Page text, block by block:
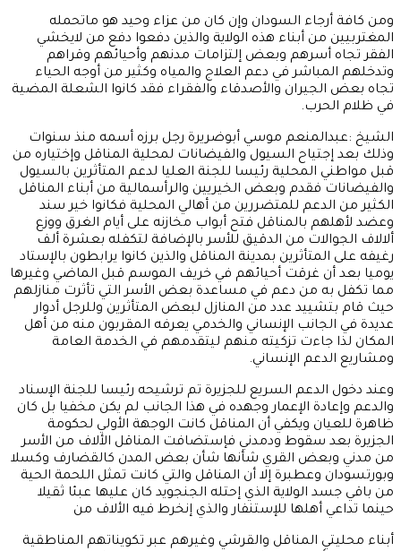
ومن كافة أرجاء السودان وإن كان من عزاء وحيد هو ماتحمله
المغتربيين من أبناء هذه الولاية والذين دفعوا دفع من لايخشي
الفقر تجاه أسرهم وبعض إلتزامات مدنهم وأحيائهم وقراهم
وتدخلهم المباشر في دعم العلاج والمياه وكثير من أوجه الحياء
تجاه بعض الجيران والأصدقاء والفقراء فقد كانوا الشعلة المضية
في ظلام الحرب.
الشيخ :عبدالمنعم موسي أبوضريرة رجل برزه أسمه منذ سنوات
وذلك بعد إجتياح السيول والفيضانات لمحلية المناقل وإختياره من
قبل مواطني المحلية رئيسا للجنة العليا لدعم المتأثرين بالسيول
والفيضانات فقدم وبعض الخيريين والرأسمالية من أبناء المناقل
الكثير من الدعم للمتضررين من أهالي المحلية فكانوا خير سند
وعضد لأهلهم بالمناقل فتح أبواب مخازنه على أيام الغرق ووزع
ألالاف الجوالات من الدقيق للأسر بالإضافة لتكفله بعشرة ألف
رغيفه على المتأثرين بمدينة المناقل والذين كانوا يرابطون بالإستاد
يوميا بعد أن غرقت أحيائهم في خريف الموسم قبل الماضي وغيرها
مما تكفل به من دعم في مساعدة بعض الأسر التي تأثرت منازلهم
حيث قام بتشييد عدد من المنازل لبعض المتأثرين وللرجل أدوار
عديدة في الجانب الإنساني والخدمي يعرفه المقربون منه من أهل
المكان لذا جاءت تزكيته منهم ليتقدمهم في الخدمة العامة
ومشاريع الدعم الإنساني.
وعند دخول الدعم السريع للجزيرة تم ترشيحه رئيسا للجنة الإسناد
والدعم وإعادة الإعمار وجهده في هذا الجانب لم يكن مخفيا بل كان
ظاهرة للعيان ويكفي أن المناقل كانت الوجهة الأولي لحكومة
الجزيرة بعد سقوط ودمدني فإستضافت المناقل الألاف من الأسر
من مدني وبعض القري شأنها شأن بعض المدن كالقضارف وكسلا
وبورتسودان وعطبرة إلا أن المناقل والتي كانت تمثل اللحمة الحية
من باقي جسد الولاية الذي إحتله الجنجويد كان عليها عبئا ثقيلا
حينما تداعي أهلها للإستنفار والذي إنخرط فيه الألاف من
أبناء محليتي المناقل والقرشي وغيرهم عبر تكويناتهم المناطقية